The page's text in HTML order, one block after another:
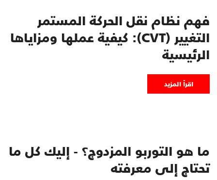
فهم نظام نقل الحركة المستمر
التغيير (CVT): كيفية عملها ومزاياها
الرئيسية
اقرأ المزيد
ما هو التوربو المزدوج؟ - إليك كل ما
تحتاج إلى معرفته